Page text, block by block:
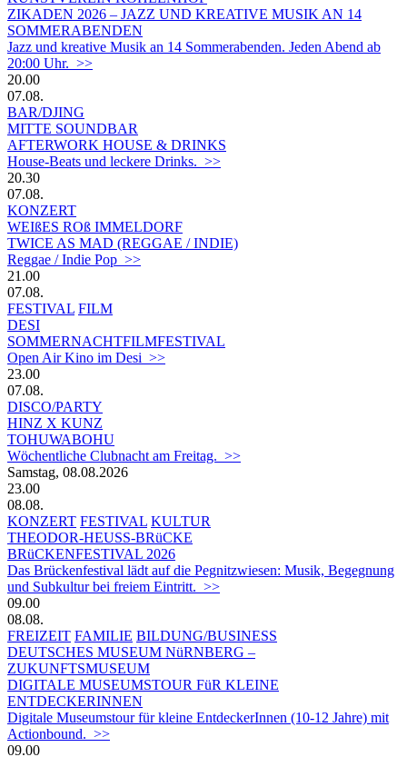
ZIKADEN 2026 – JAZZ UND KREATIVE MUSIK AN 14
SOMMERABENDEN
Jazz und kreative Musik an 14 Sommerabenden. Jeden Abend ab
20:00 Uhr. >>
20.00
07.08.
BAR/DJING
MITTE SOUNDBAR
AFTERWORK HOUSE & DRINKS
House-Beats und leckere Drinks. >>
20.30
07.08.
KONZERT
WEIßES ROß IMMELDORF
TWICE AS MAD (REGGAE / INDIE)
Reggae / Indie Pop >>
21.00
07.08.
FESTIVAL FILM
DESI
SOMMERNACHTFILMFESTIVAL
Open Air Kino im Desi >>
23.00
07.08.
DISCO/PARTY
HINZ X KUNZ
TOHUWABOHU
Wöchentliche Clubnacht am Freitag. >>
Samstag, 08.08.2026
23.00
08.08.
KONZERT FESTIVAL KULTUR
THEODOR-HEUSS-BRüCKE
BRüCKENFESTIVAL 2026
Das Brückenfestival lädt auf die Pegnitzwiesen: Musik, Begegnung
und Subkultur bei freiem Eintritt. >>
09.00
08.08.
FREIZEIT FAMILIE BILDUNG/BUSINESS
DEUTSCHES MUSEUM NüRNBERG –
ZUKUNFTSMUSEUM
DIGITALE MUSEUMSTOUR FüR KLEINE
ENTDECKERINNEN
Digitale Museumstour für kleine EntdeckerInnen (10-12 Jahre) mit
Actionbound. >>
09.00